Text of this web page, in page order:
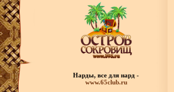
Нарды, все для нард -
www.65club.ru